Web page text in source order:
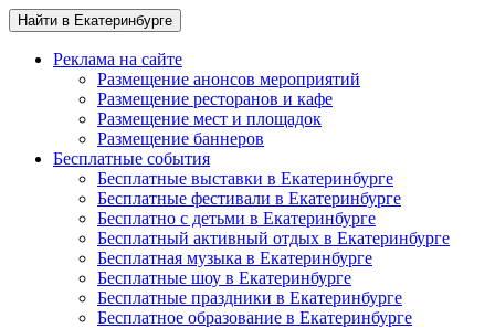
Найти в Екатеринбурге
Реклама на сайте
Размещение анонсов мероприятий
Размещение ресторанов и кафе
Размещение мест и площадок
Размещение баннеров
Бесплатные события
Бесплатные выставки в Екатеринбурге
Бесплатные фестивали в Екатеринбурге
Бесплатно с детьми в Екатеринбурге
Бесплатный активный отдых в Екатеринбурге
Бесплатная музыка в Екатеринбурге
Бесплатные шоу в Екатеринбурге
Бесплатные праздники в Екатеринбурге
Бесплатное образование в Екатеринбурге